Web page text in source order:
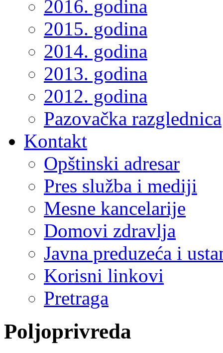
2016. godina
2015. godina
2014. godina
2013. godina
2012. godina
Pazovačka razglednica
Kontakt
Opštinski adresar
Pres služba i mediji
Mesne kancelarije
Domovi zdravlja
Javna preduzeća i
Korisni linkovi
Pretraga
Poljoprivreda